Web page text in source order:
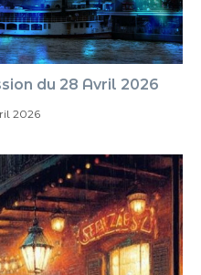
du 28 Avril 2026
2026